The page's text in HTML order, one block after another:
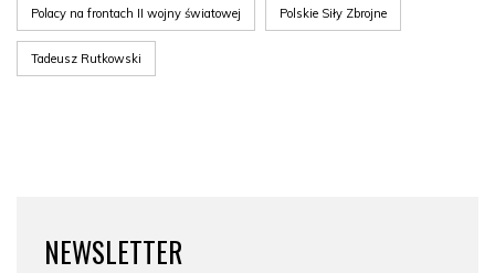
Polacy na frontach II wojny światowej Polskie Siły Zbrojne
Tadeusz Rutkowski
NEWSLETTER